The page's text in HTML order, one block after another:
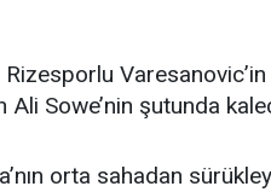
Ali Sowe’nin şutunda
orta sahadan